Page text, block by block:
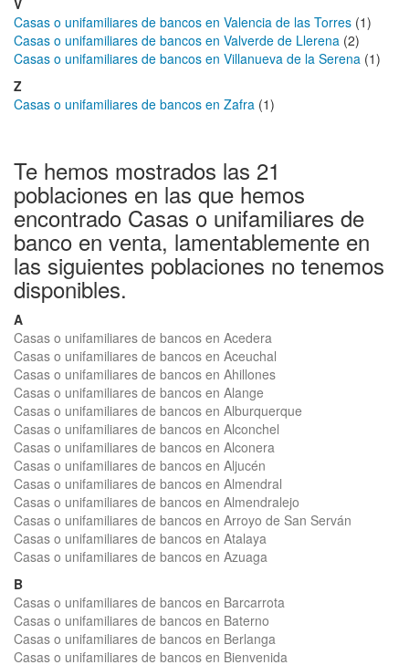
V
Casas o unifamiliares de bancos en Valencia de las Torres (1)
Casas o unifamiliares de bancos en Valverde de Llerena (2)
Casas o unifamiliares de bancos en Villanueva de la Serena (1)
Z
Casas o unifamiliares de bancos en Zafra (1)
Te hemos mostrados las 21
poblaciones en las que hemos
encontrado Casas o unifamiliares de
banco en venta, lamentablemente en
las siguientes poblaciones no tenemos
disponibles.
A
Casas o unifamiliares de bancos en Acedera
Casas o unifamiliares de bancos en Aceuchal
Casas o unifamiliares de bancos en Ahillones
Casas o unifamiliares de bancos en Alange
Casas o unifamiliares de bancos en Alburquerque
Casas o unifamiliares de bancos en Alconchel
Casas o unifamiliares de bancos en Alconera
Casas o unifamiliares de bancos en Aljucén
Casas o unifamiliares de bancos en Almendral
Casas o unifamiliares de bancos en Almendralejo
Casas o unifamiliares de bancos en Arroyo de San Serván
Casas o unifamiliares de bancos en Atalaya
Casas o unifamiliares de bancos en Azuaga
B
Casas o unifamiliares de bancos en Barcarrota
Casas o unifamiliares de bancos en Baterno
Casas o unifamiliares de bancos en Berlanga
Casas o unifamiliares de bancos en Bienvenida